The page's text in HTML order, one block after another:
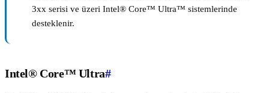
3xx serisi ve üzeri Intel® Core™ Ultra™ sistemlerinde
desteklenir.
Intel® Core™ Ultra#